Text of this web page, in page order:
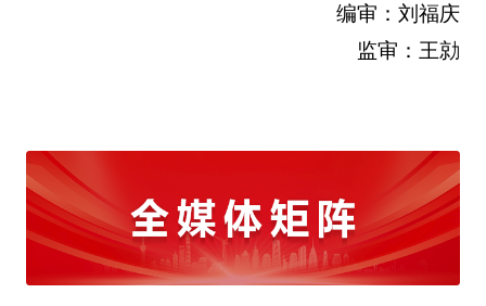
编审：刘福庆
监审：王勍